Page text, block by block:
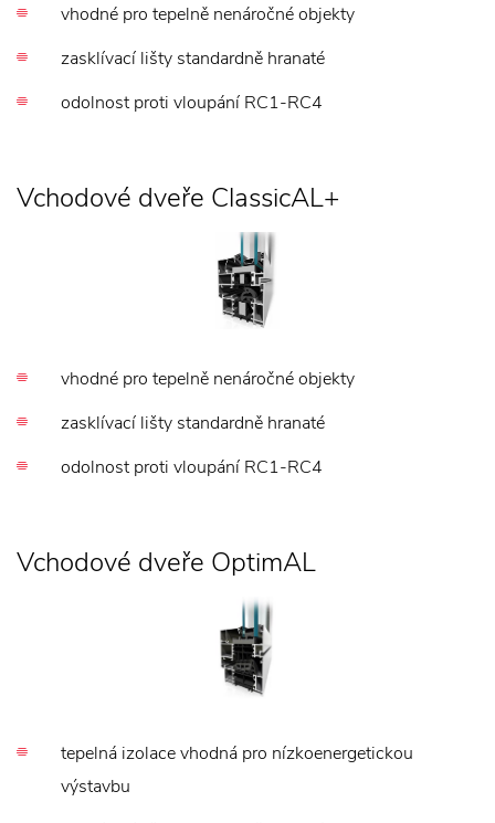
vhodné pro tepelně nenáročné objekty
zasklívací lišty standardně hranaté
odolnost proti vloupání RC1-RC4
Vchodové dveře ClassicAL+
vhodné pro tepelně nenáročné objekty
zasklívací lišty standardně hranaté
odolnost proti vloupání RC1-RC4
Vchodové dveře OptimAL
tepelná izolace vhodná pro nízkoenergetickou
výstavbu